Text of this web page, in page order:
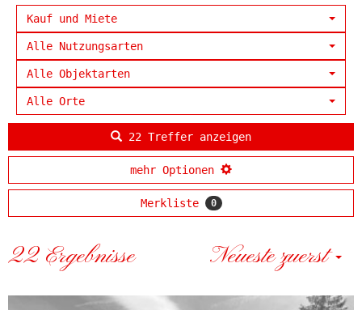
Kauf und Miete
Alle Nutzungsarten
Alle Objektarten
Alle Orte
22 Treffer anzeigen
mehr Optionen
Merkliste 0
22 Ergebnisse Neueste zuerst